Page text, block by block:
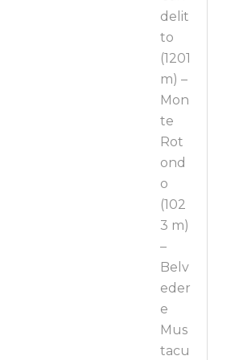
delit
to
(1201
m) –
Mon
te
Rot
ond
o
(102
3 m)
–
Belv
eder
e
Mus
tacu